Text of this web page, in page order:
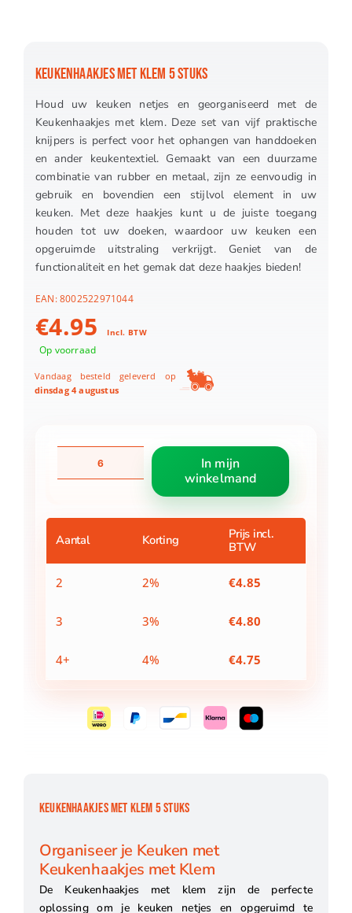
KEUKENHAAKJES MET KLEM 5 STUKS
Houd uw keuken netjes en georganiseerd met de
Keukenhaakjes met klem. Deze set van vijf praktische
knijpers is perfect voor het ophangen van handdoeken
en ander keukentextiel. Gemaakt van een duurzame
combinatie van rubber en metaal, zijn ze eenvoudig in
gebruik en bovendien een stijlvol element in uw
keuken. Met deze haakjes kunt u de juiste toegang
houden tot uw doeken, waardoor uw keuken een
opgeruimde uitstraling verkrijgt. Geniet van de
functionaliteit en het gemak dat deze haakjes bieden!
EAN:8002522971044
€4.95 Incl. BTW
Op voorraad
Vandaag besteld geleverd op
dinsdag 4 augustus
Keukenhaakjes
met
stuks
In mijn
winkelmand
Aantal Korting
Prijs incl.
BTW
2 2% €4.85
3 3% €4.80
4+ 4% €4.75
KEUKENHAAKJES MET KLEM 5 STUKS
Organiseer je Keuken met
Keukenhaakjes met Klem
De Keukenhaakjes met klem zijn de perfecte
oplossing om je keuken netjes en opgeruimd te